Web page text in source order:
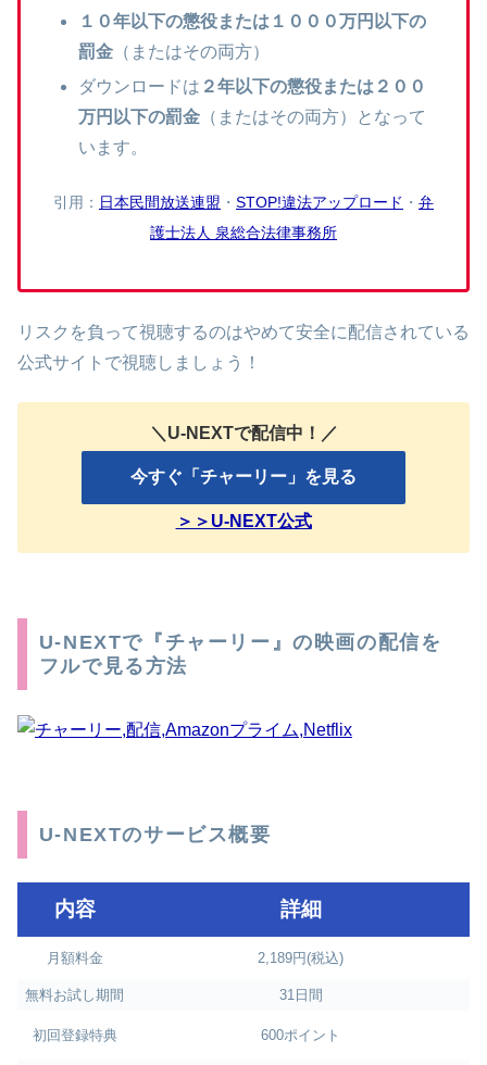
１０年以下の懲役または１０００万円以下の
罰金 （またはその両方）
ダウンロードは ２年以下の懲役または２００
万円以下の罰金 （またはその両方）となって
います。
引用： 日本民間放送連盟 ・ STOP!違法アップロード ・ 弁
護士法人 泉総合法律事務所
リスクを負って視聴するのはやめて安全に配信されている
公式サイトで視聴しましょう！
＼U-NEXTで配信中！／
今すぐ「チャーリー」を見る
＞＞U-NEXT公式
U-NEXTで『チャーリー』の映画の配信を
フルで見る方法
U-NEXTのサービス概要
内容 詳細
月額料金 2,189円(税込)
無料お試し期間 31日間
初回登録特典 600ポイント